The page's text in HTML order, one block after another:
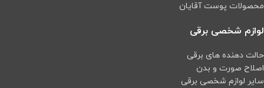
محصولات پوست آقایان
لوازم شخصی برقی
حالت دهنده های برقی
اصلاح صورت و بدن
سایر لوازم شخصی برقی